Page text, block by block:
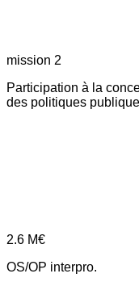
mission 2
Participation à la
des politiques
2.6 M€
OS/OP interpro.